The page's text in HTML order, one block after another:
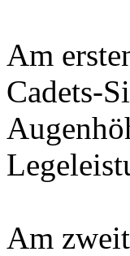
Am
Cadets-
Am